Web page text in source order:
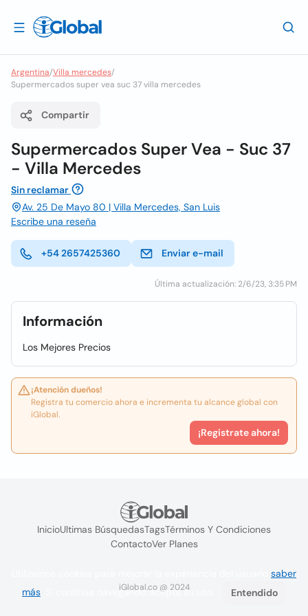
Argentina/Villa mercedes/
Supermercados super vea suc 37 villa mercedes
Compartir
Supermercados Super Vea - Suc 37
- Villa Mercedes
Sin reclamar
Av. 25 De Mayo 80 | Villa Mercedes, San Luis
Escribe una reseña
+54 2657425360 Enviar e-mail
Última actualización: 2/6/23, 3:35 PM
Información
Los Mejores Precios
¡Atención dueños!
Registra tu comercio ahora e incrementa tu alcance global con
iGlobal.
¡Registrate ahora!
InicioUltimas BúsquedasTagsTérminos Y Condiciones
ContactoVer Planes
iGlobal.co @ 2024
saber
más . Si continúa navegando acepta su uso. Entendido